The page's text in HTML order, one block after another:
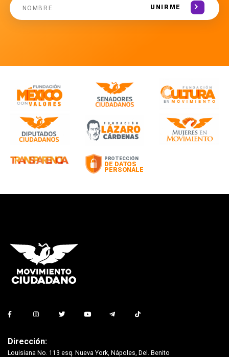
UNIRME
Dirección:
Louisiana No. 113 esq. Nueva York, Nápoles, Del. Benito